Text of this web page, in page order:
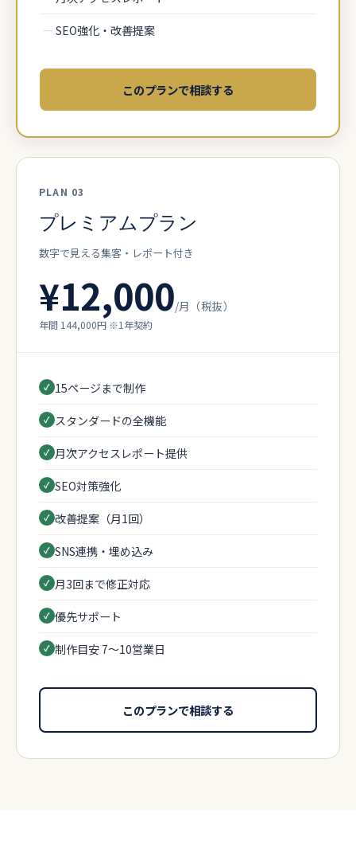
— SEO強化・改善提案
このプランで相談する
PLAN 03
プレミアムプラン
数字で見える集客・レポート付き
¥12,000/月（税抜）
年間 144,000円 ※1年契約
15ページまで制作
スタンダードの全機能
月次アクセスレポート提供
SEO対策強化
改善提案（月1回）
SNS連携・埋め込み
月3回まで修正対応
優先サポート
制作目安 7〜10営業日
このプランで相談する